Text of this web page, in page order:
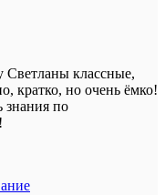
Светланы классные,
кратко, но очень ёмко!
знания по